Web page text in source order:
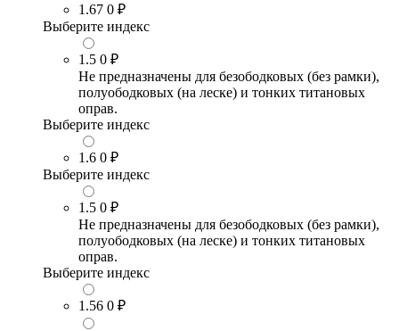
1.67 0 ₽
Выберите индекс
1.5 0 ₽
Не предназначены для безободковых (без рамки),
полуободковых (на леске) и тонких титановых
оправ.
Выберите индекс
1.6 0 ₽
Выберите индекс
1.5 0 ₽
Не предназначены для безободковых (без рамки),
полуободковых (на леске) и тонких титановых
оправ.
Выберите индекс
1.56 0 ₽